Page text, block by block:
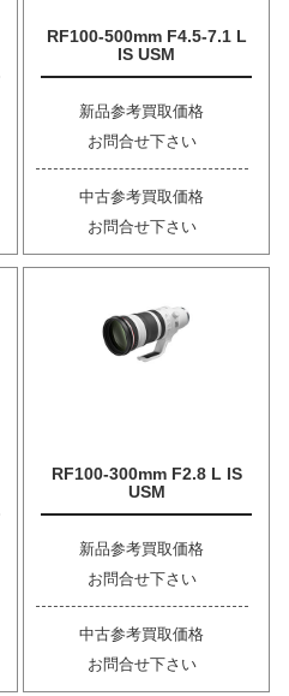
RF100-500mm F4.5-7.1 L
IS USM
新品参考買取価格
お問合せ下さい
中古参考買取価格
お問合せ下さい
RF100-300mm F2.8 L IS
USM
新品参考買取価格
お問合せ下さい
中古参考買取価格
お問合せ下さい